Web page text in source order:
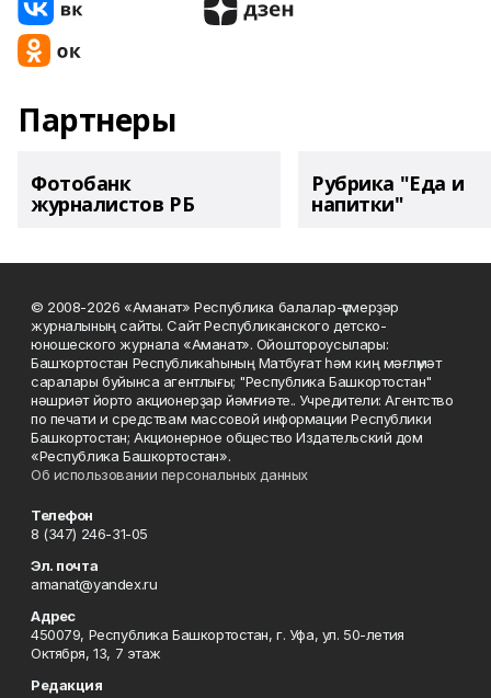
Партнеры
Фотобанк
журналистов РБ
Рубрика "Еда и
напитки"
© 2008-2026 «Аманат» Республика балалар-үҫмерҙәр
журналының сайты. Сайт Республиканского детско-
юношеского журнала «Аманат». Ойоштороусылары:
Башҡортостан Республикаһының Матбуғат һәм киң мәғлүмәт
саралары буйынса агентлығы; "Республика Башкортостан"
нәшриәт йорто акционерҙар йәмғиәте.. Учредители: Агентство
по печати и средствам массовой информации Республики
Башкортостан; Акционерное общество Издательский дом
«Республика Башкортостан».
Об использовании персональных данных
Телефон
8 (347) 246-31-05
Эл. почта
amanat@yandex.ru
Адрес
450079, Республика Башкортостан, г. Уфа, ул. 50-летия
Октября, 13, 7 этаж
Редакция